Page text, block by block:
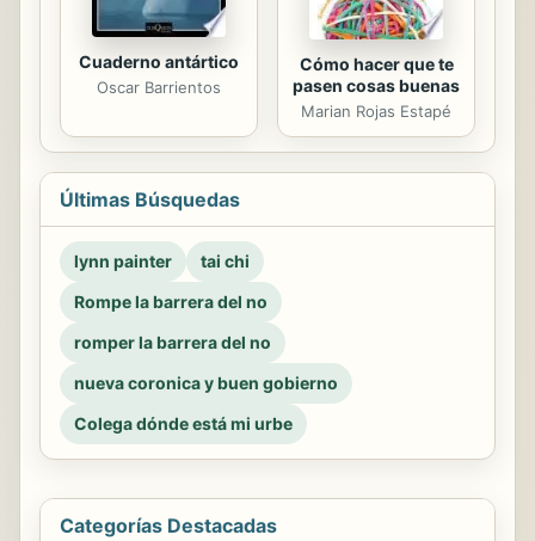
Cuaderno antártico
Oscar Barrientos
Cómo hacer que te
pasen cosas buenas
Marian Rojas Estapé
Últimas Búsquedas
lynn painter
tai chi
Rompe la barrera del no
romper la barrera del no
nueva coronica y buen gobierno
Colega dónde está mi urbe
Categorías Destacadas